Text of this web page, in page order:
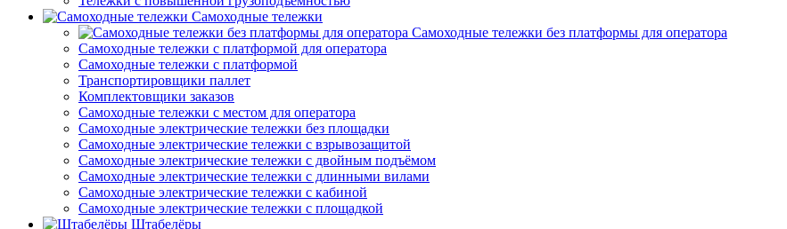
Самоходные тележки
Самоходные тележки без платформы для оператора
Самоходные тележки с платформой для оператора
Самоходные тележки с платформой
Транспортировщики паллет
Комплектовщики заказов
Самоходные тележки с местом для оператора
Самоходные электрические тележки без площадки
Самоходные электрические тележки с взрывозащитой
Самоходные электрические тележки с двойным подъёмом
Самоходные электрические тележки с длинными вилами
Самоходные электрические тележки с кабиной
Самоходные электрические тележки с площадкой
Штабелёры